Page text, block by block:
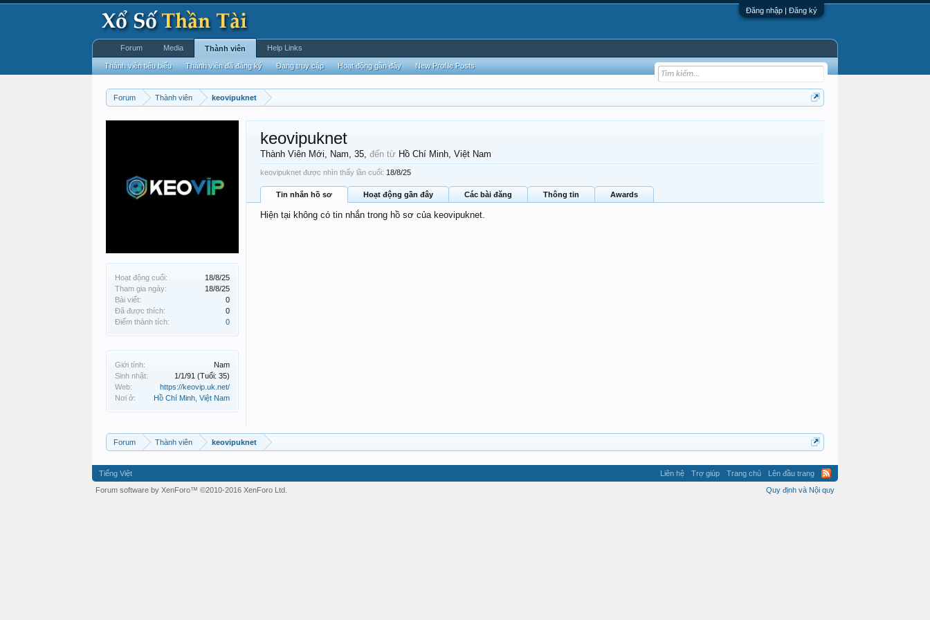
Đăng nhập | Đăng ký
Forum Thành viên keovipuknet
Hoạt động cuối:
18/8/25
Tham gia ngày:
18/8/25
Bài viết:
0
Đã được thích:
0
Điểm thành tích:
0
Giới tính:
Nam
Sinh nhật:
1/1/91 (Tuổi: 35)
Web:
https://keovip.uk.net/
Nơi ở:
Hồ Chí Minh, Việt Nam
keovipuknet
Thành Viên Mới, Nam, 35, đến từ Hồ Chí Minh, Việt Nam
keovipuknet được nhìn thấy lần cuối: 18/8/25
Tin nhắn hồ sơ Hoạt động gần đây Các bài đăng Thông tin Awards
Hiện tại không có tin nhắn trong hồ sơ của keovipuknet.
Forum Thành viên keovipuknet
Forum Media Thành viên
Thành viên tiêu biểu Thành viên đã đăng ký Đang truy cập Hoạt động gần đây New Profile Posts
Help Links
Tiếng Việt Liên hệ Trợ giúp Trang chủ
Lên đầu trang
Quy định và Nội quy
Forum software by XenForo™ ©2010-2016 XenForo Ltd.